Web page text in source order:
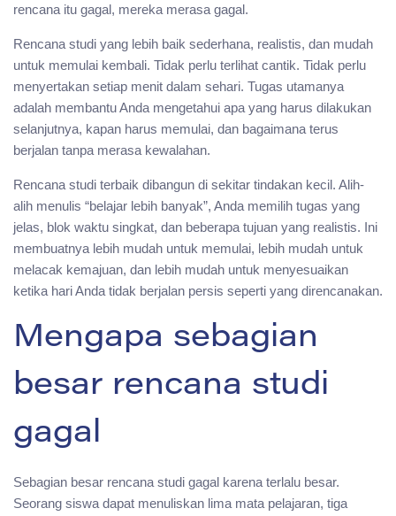
rencana itu gagal, mereka merasa gagal.
Rencana studi yang lebih baik sederhana, realistis, dan mudah
untuk memulai kembali. Tidak perlu terlihat cantik. Tidak perlu
menyertakan setiap menit dalam sehari. Tugas utamanya
adalah membantu Anda mengetahui apa yang harus dilakukan
selanjutnya, kapan harus memulai, dan bagaimana terus
berjalan tanpa merasa kewalahan.
Rencana studi terbaik dibangun di sekitar tindakan kecil. Alih-
alih menulis “belajar lebih banyak”, Anda memilih tugas yang
jelas, blok waktu singkat, dan beberapa tujuan yang realistis. Ini
membuatnya lebih mudah untuk memulai, lebih mudah untuk
melacak kemajuan, dan lebih mudah untuk menyesuaikan
ketika hari Anda tidak berjalan persis seperti yang direncanakan.
Mengapa sebagian
besar rencana studi
gagal
Sebagian besar rencana studi gagal karena terlalu besar.
Seorang siswa dapat menuliskan lima mata pelajaran, tiga